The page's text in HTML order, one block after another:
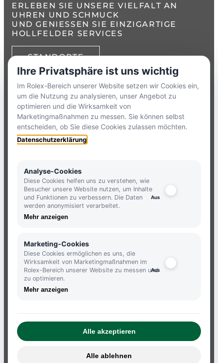
ERLEBEN SIE UNSERE VIELFALT AN
UHREN UND SCHMUCK
UND GENIESSEN SIE EINZIGARTIGE H
OLLFELDER SERVICES
STANDORTE
+49 8386 3729790
ZUMKONTAKTFORMULAR
HOLLFELDER
JETZT ANMELDEN UND KEINE
NEUIGKEITEN MEHR VERPASSEN.
IMPRESSUM
DATENSCHUTZBESTIMMUNGEN
Ihre Privatsphäre ist uns wichtig
Im Rolex-Bereich unserer Website setzen wir Cookies ein,
um die Nutzung zu analysieren, unser Angebot zu
optimieren und die Wirksamkeit von
Marketingmaßnahmen zu messen. Sie können selbst
entscheiden, ob Sie diese Cookies zulassen möchten.
Datenschutzerklärung
Analyse-Cookies
Diese Cookies helfen uns zu verstehen, wie
Besucher unsere Website nutzen, um Inhalte
und Funktionen zu verbessern. Die Daten
werden anonymisiert verarbeitet.
Mehr anzeigen
Marketing-Cookies
Diese Cookies ermöglichen es uns, die
Wirksamkeit von Marketingmaßnahmen im
Rolex-Bereich unserer Website zu messen und
zu optimieren.
Mehr anzeigen
Alle akzeptieren
Alle ablehnen